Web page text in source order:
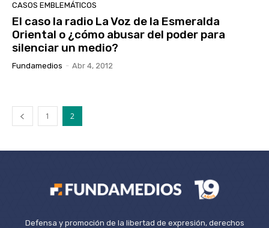
CASOS EMBLEMÁTICOS
El caso la radio La Voz de la Esmeralda
Oriental o ¿cómo abusar del poder para
silenciar un medio?
Fundamedios - Abr 4, 2012
1 2
Defensa y promoción de la libertad de expresión, derechos